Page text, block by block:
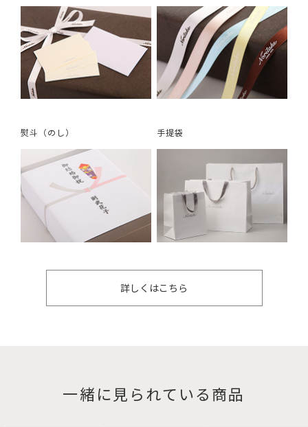
熨斗（のし） 手提袋
詳しくはこちら
一緒に見られている商品